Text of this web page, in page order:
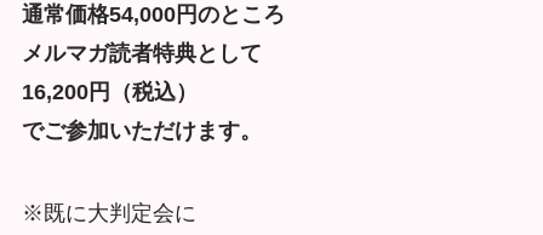
通常価格54,000円のところ
メルマガ読者特典として
16,200円（税込）
でご参加いただけます。
※既に大判定会に